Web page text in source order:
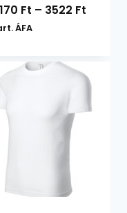
Ft – 3522 Ft
ÁFA